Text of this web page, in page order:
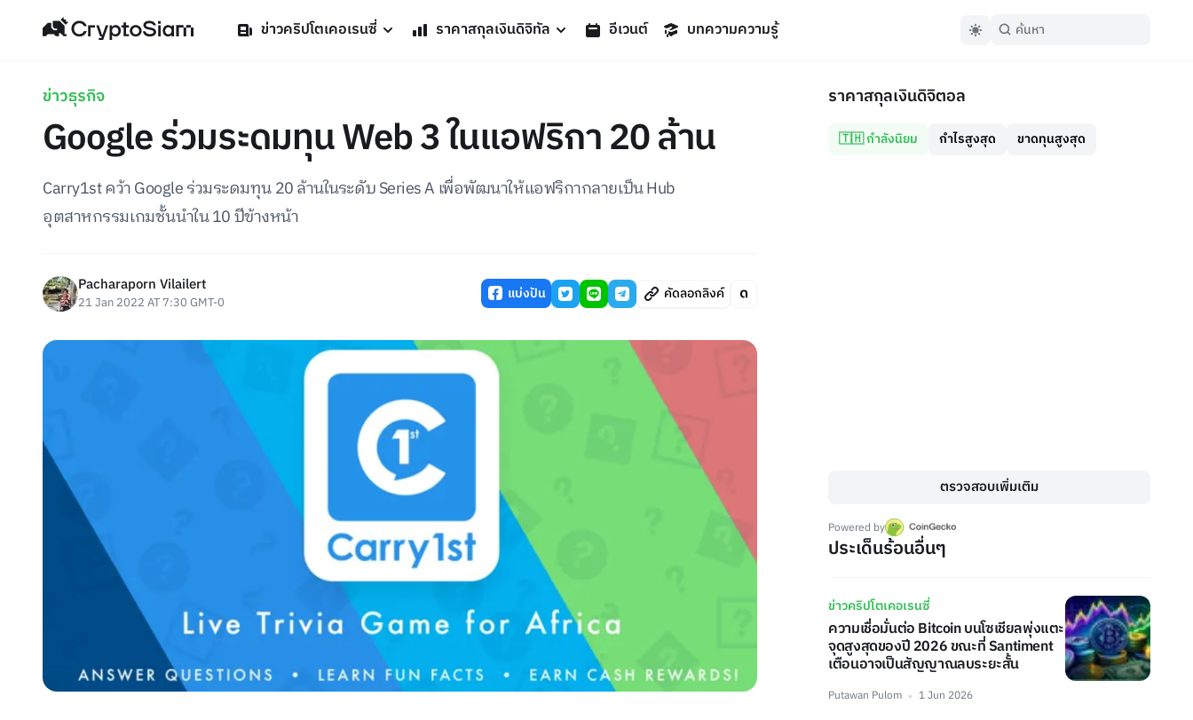
ข่าวคริปโตเคอเรนซี่ ราคาสกุลเงินดิจิทัล อีเวนต์ บทความความรู้
ข่าวธุรกิจ
Google ร่วมระดมทุน Web 3 ในแอฟริกา 20 ล้าน
Carry1st คว้า Google ร่วมระดมทุน 20 ล้านในระดับ Series A เพื่อพัฒนาให้แอฟริกากลายเป็น Hub
อุตสาหกรรมเกมชั้นนำใน 10 ปีข้างหน้า
Pacharaporn Vilailert
21 Jan 2022 AT 7:30 GMT-0 แบ่งปัน คัดลอกลิงค์
ราคาสกุลเงินดิจิตอล
🇹🇭 กำลังนิยม กำไรสูงสุด ขาดทุนสูงสุด
ตรวจสอบเพิ่มเติม
Powered by
ประเด็นร้อนอื่นๆ
ข่าวคริปโตเคอเรนซี่
ความเชื่อมั่นต่อ Bitcoin บนโซเชียลพุ่งแตะ
จุดสูงสุดของปี 2026 ขณะที่ Santiment
เตือนอาจเป็นสัญญาณลบระยะสั้น
Putawan Pulom 1 Jun 2026